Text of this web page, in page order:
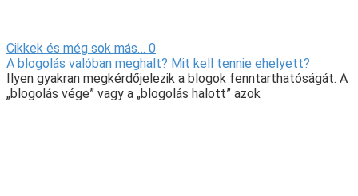
Cikkek és még sok más… 0
A blogolás valóban meghalt? Mit kell tennie ehelyett?
Ilyen gyakran megkérdőjelezik a blogok fenntarthatóságát. A
„blogolás vége” vagy a „blogolás halott” azok